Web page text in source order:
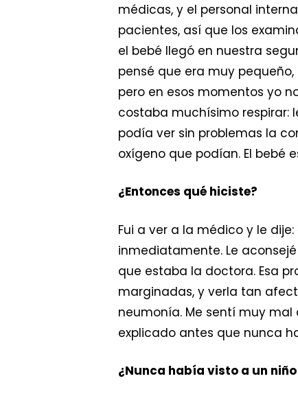
médicas, y el personal
pacientes, así que los
el bebé llegó en nuestra
pensé que era muy
pero en esos momentos yo
costaba muchísimo respirar:
podía ver sin problemas la
oxígeno que podían. El bebé
¿Entonces qué hiciste?
Fui a ver a la médico y le dije:
inmediatamente. Le
que estaba la doctora. Esa
marginadas, y verla tan
neumonía. Me sentí muy
explicado antes que nunca
¿Nunca había visto a un